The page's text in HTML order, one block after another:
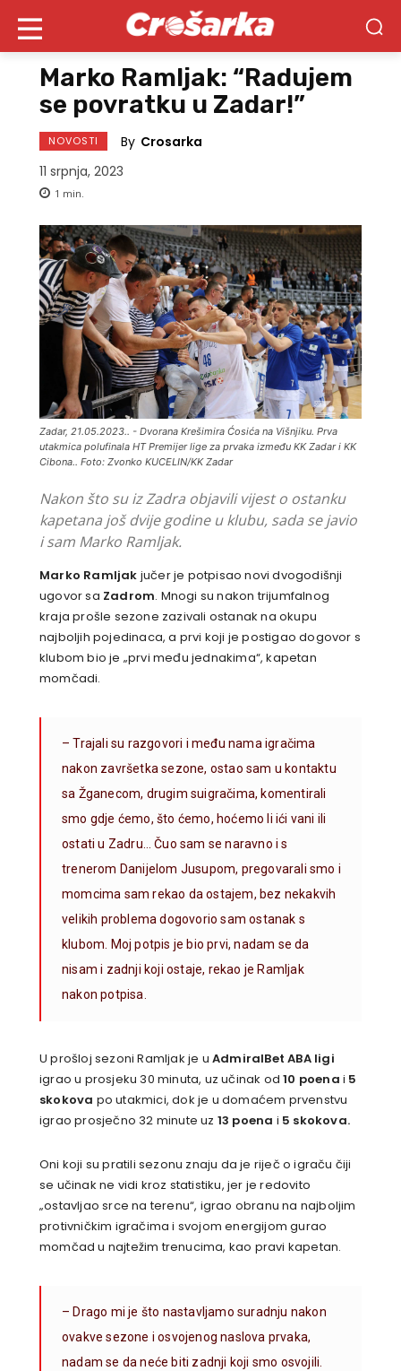
Marko Ramljak: “Radujem
se povratku u Zadar!”
NOVOSTI By Crosarka
11 srpnja, 2023
1 min.
Zadar, 21.05.2023.. - Dvorana Krešimira Ćosića na Višnjiku. Prva
utakmica polufinala HT Premijer lige za prvaka između KK Zadar i KK
Cibona.. Foto: Zvonko KUCELIN/KK Zadar
Nakon što su iz Zadra objavili vijest o ostanku
kapetana još dvije godine u klubu, sada se javio
i sam Marko Ramljak.
Marko Ramljak jučer je potpisao novi dvogodišnji
ugovor sa Zadrom. Mnogi su nakon trijumfalnog
kraja prošle sezone zazivali ostanak na okupu
najboljih pojedinaca, a prvi koji je postigao dogovor s
klubom bio je „prvi među jednakima“, kapetan
momčadi.
– Trajali su razgovori i među nama igračima
nakon završetka sezone, ostao sam u kontaktu
sa Žganecom, drugim suigračima, komentirali
smo gdje ćemo, što ćemo, hoćemo li ići vani ili
ostati u Zadru… Čuo sam se naravno i s
trenerom Danijelom Jusupom, pregovarali smo i
momcima sam rekao da ostajem, bez nekakvih
velikih problema dogovorio sam ostanak s
klubom. Moj potpis je bio prvi, nadam se da
nisam i zadnji koji ostaje, rekao je Ramljak
nakon potpisa.
U prošloj sezoni Ramljak je u AdmiralBet ABA ligi
igrao u prosjeku 30 minuta, uz učinak od10 poenai 5
skokova po utakmici, dok je u domaćem prvenstvu
igrao prosječno 32 minute uz 13 poena i 5 skokova.
Oni koji su pratili sezonu znaju da je riječ o igraču čiji
se učinak ne vidi kroz statistiku, jer je redovito
„ostavljao srce na terenu“, igrao obranu na najboljim
protivničkim igračima i svojom energijom gurao
momčad u najtežim trenucima, kao pravi kapetan.
– Drago mi je što nastavljamo suradnju nakon
ovakve sezone i osvojenog naslova prvaka,
nadam se da neće biti zadnji koji smo osvojili.